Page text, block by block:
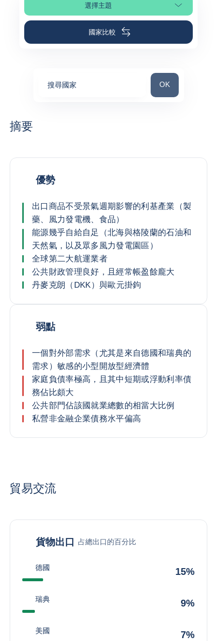
選擇主題選擇頁面段落
國家比較
搜尋國家 搜尋國家
OK
摘要
優勢
出口商品不受景氣週期影響的利基產業（製
藥、風力發電機、食品）
能源幾乎自給自足（北海與格陵蘭的石油和
天然氣，以及眾多風力發電園區）
全球第二大航運業者
公共財政管理良好，且經常帳盈餘龐大
丹麥克朗（DKK）與歐元掛鉤
弱點
一個對外部需求（尤其是來自德國和瑞典的
需求）敏感的小型開放型經濟體
家庭負債率極高，且其中短期或浮動利率債
務佔比頗大
公共部門佔該國就業總數的相當大比例
私營非金融企業債務水平偏高
貿易交流
貨物出口 占總出口的百分比
德國 15%
瑞典 9%
美國 7%